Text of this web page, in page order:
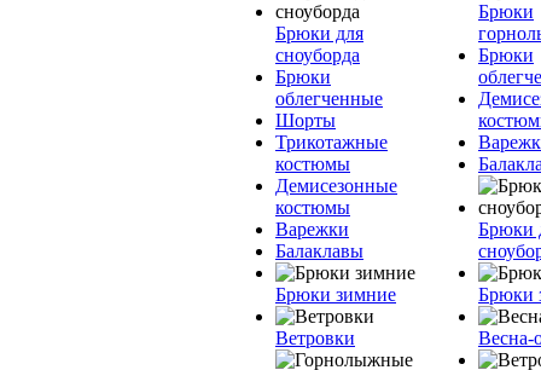
Брюки для
сноуборда
Брюки
облегченные
Шорты
Трикотажные
костюмы
Демисезонные
костюмы
Варежки
Балаклавы
Брюки зимние
Ветровки
Брюки
Брюки
Брюки
Брюки
Весна-